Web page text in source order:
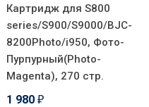
Картридж для S800
series/S900/S9000/BJC-
8200Photo/i950, Фото-
Пурпурный(Photo-
Magenta), 270 стр.
1 980 ₽